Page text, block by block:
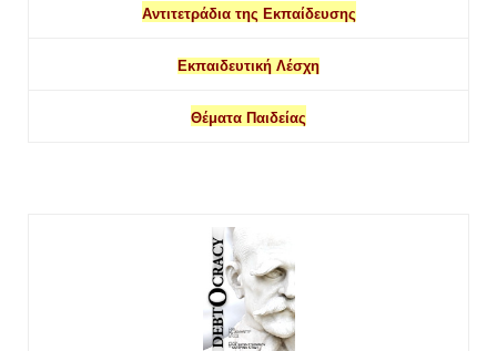
Αντιτετράδια της Εκπαίδευσης
Εκπαιδευτική Λέσχη
Θέματα Παιδείας